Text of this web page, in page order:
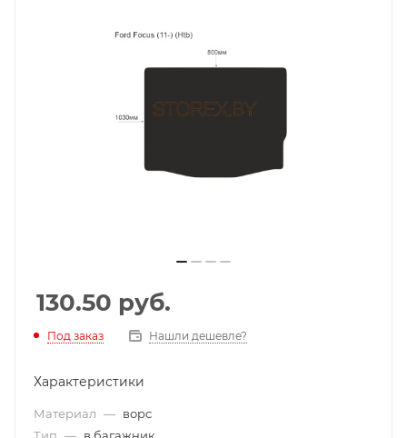
130.50 руб.
Под заказ Нашли дешевле?
Характеристики
Материал — ворс